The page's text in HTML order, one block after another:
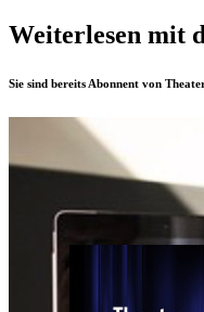
Weiterlesen mit
Sie sind bereits Abonnent von